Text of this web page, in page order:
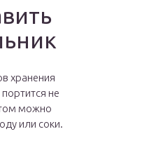
хранения
не
можно
или соки.